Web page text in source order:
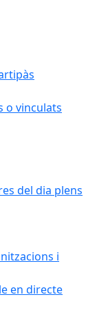
o vinculats
del dia plens
i
en directe